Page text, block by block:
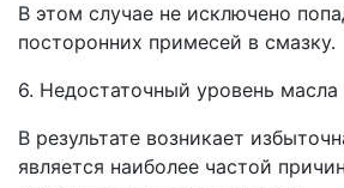
В этом случае не исключено
посторонних примесей в смазку.
6. Недостаточный уровень масла
В результате возникает
является наиболее частой